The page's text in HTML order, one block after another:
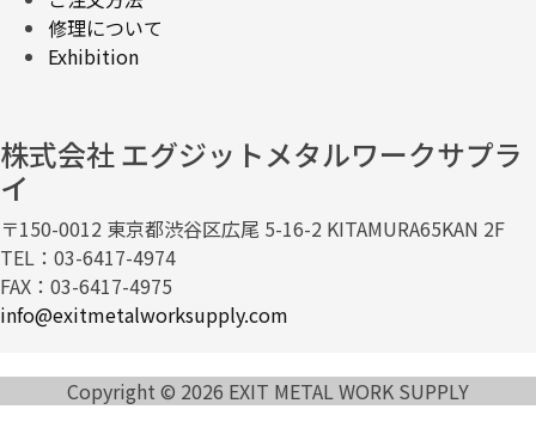
修理について
Exhibition
株式会社 エグジットメタルワークサプラ
イ
〒150-0012 東京都渋谷区広尾 5-16-2 KITAMURA65KAN 2F
TEL：03-6417-4974
FAX：03-6417-4975
info@exitmetalworksupply.com
Copyright © 2026 EXIT METAL WORK SUPPLY